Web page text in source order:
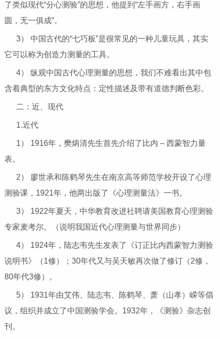
了类似现代“分心测验”的思想，他提到“左手画方，右手画
圆，无一俱成”。
3） 中国古代的“七巧板”是很常见的一种儿童玩具，其实
它可以称为创造力测量的工具。
4） 纵观中国古代心理测量的思想，我们不难看出其中包
含着典型的东方文化特点：定性描述及带有道德判断色彩。
二：近、现代
1.近代
1） 1916年，樊炳清先生首先介绍了比内 – 西蒙智力量
表。
2） 廖世承和陈鹤琴先生在南京高等师范学校开设了心理
测验课，1921年，他两出版了《心理测量法》一书。
3） 1922年夏天，中华教育改进社聘请美国教育心理测验
专家麦考尔。（说明我国近代心理测量与世界同步）
4） 1924年，陆志韦先生发表了《订正比内西蒙智力测验
说明书》（1修）；30年代又与吴天敏再次做了修订（2修，
80年代3修）。
5） 1931年由艾伟、陆志韦、陈鹤琴、萧（山孝）嵘等倡
议，组织并成立了中国测验学会。1932年，《测验》杂志创
刊。